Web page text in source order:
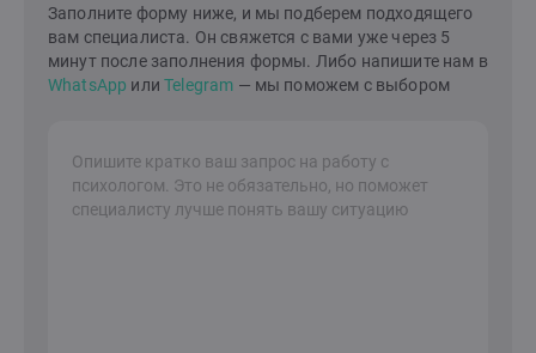
в семейной жизни и в вашем внутреннем
мире.Давайте сделаем это вместе!Я здесь, чтобы
поддержать вас на вашем пути к лучшей жизни.
Заполните форму ниже, и мы подберем подходящего
вам специалиста. Он свяжется с вами уже через 5
минут после заполнения формы. Либо напишите нам в
WhatsApp илиTelegram — мы поможем с выбором